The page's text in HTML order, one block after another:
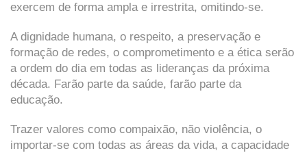
exercem de forma ampla e irrestrita, omitindo-se.
A dignidade humana, o respeito, a preservação e
formação de redes, o comprometimento e a ética serão
a ordem do dia em todas as lideranças da próxima
década. Farão parte da saúde, farão parte da
educação.
Trazer valores como compaixão, não violência, o
importar-se com todas as áreas da vida, a capacidade